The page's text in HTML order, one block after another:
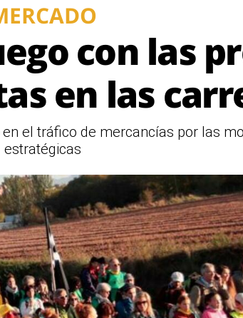
con las
en las
el tráfico de mercancías por las
estratégicas